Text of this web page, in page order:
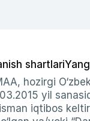
shartlari
hozirgi
yil
iqtibos